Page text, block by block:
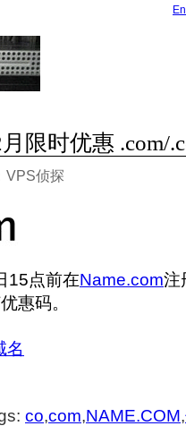
月限时优惠 .com/
VPS侦探
15点前在Name.com注
惠码。
名
co,com,NAME.COM,